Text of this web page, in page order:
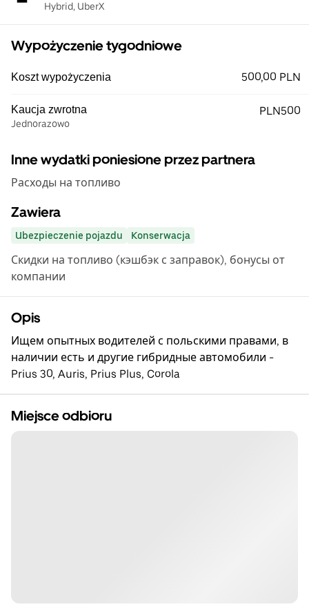
Hybrid, UberX
Wypożyczenie tygodniowe
Koszt wypożyczenia 500,00 PLN
Kaucja zwrotna
Jednorazowo
PLN500
Inne wydatki poniesione przez partnera
Расходы на топливо
Zawiera
Ubezpieczenie pojazdu Konserwacja
Скидки на топливо (кэшбэк с заправок), бонусы от
компании
Opis
Ищем опытных водителей с польскими правами, в
наличии есть и другие гибридные автомобили -
Prius 30, Auris, Prius Plus, Corola
Miejsce odbioru